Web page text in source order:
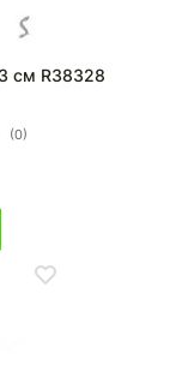
см R38328
(0)